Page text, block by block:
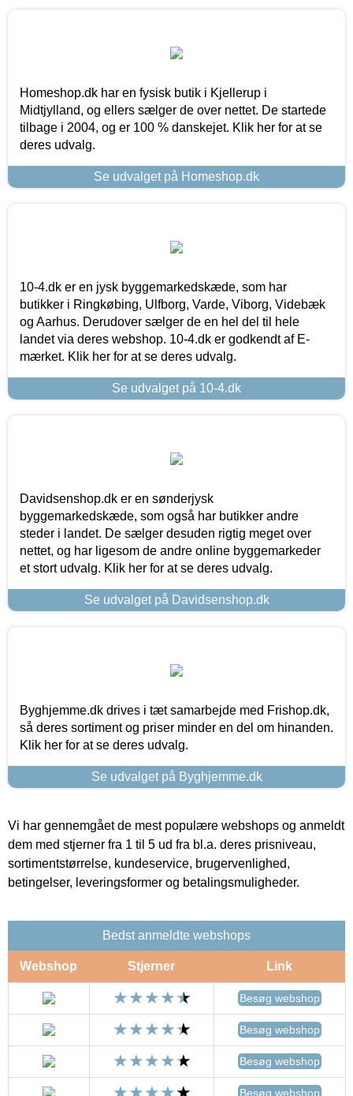
Homeshop.dk har en fysisk butik i Kjellerup i
Midtjylland, og ellers sælger de over nettet. De startede
tilbage i 2004, og er 100 % danskejet. Klik her for at se
deres udvalg.
Se udvalget på Homeshop.dk
10-4.dk er en jysk byggemarkedskæde, som har
butikker i Ringkøbing, Ulfborg, Varde, Viborg, Videbæk
og Aarhus. Derudover sælger de en hel del til hele
landet via deres webshop. 10-4.dk er godkendt af E-
mærket. Klik her for at se deres udvalg.
Se udvalget på 10-4.dk
Davidsenshop.dk er en sønderjysk
byggemarkedskæde, som også har butikker andre
steder i landet. De sælger desuden rigtig meget over
nettet, og har ligesom de andre online byggemarkeder
et stort udvalg. Klik her for at se deres udvalg.
Se udvalget på Davidsenshop.dk
Byghjemme.dk drives i tæt samarbejde med Frishop.dk,
så deres sortiment og priser minder en del om hinanden.
Klik her for at se deres udvalg.
Se udvalget på Byghjemme.dk
Vi har gennemgået de mest populære webshops og anmeldt
dem med stjerner fra 1 til 5 ud fra bl.a. deres prisniveau,
sortimentstørrelse, kundeservice, brugervenlighed,
betingelser, leveringsformer og betalingsmuligheder.
Bedst anmeldte webshops
Webshop Stjerner Link
Besøg webshop
Besøg webshop
Besøg webshop
Besøg webshop